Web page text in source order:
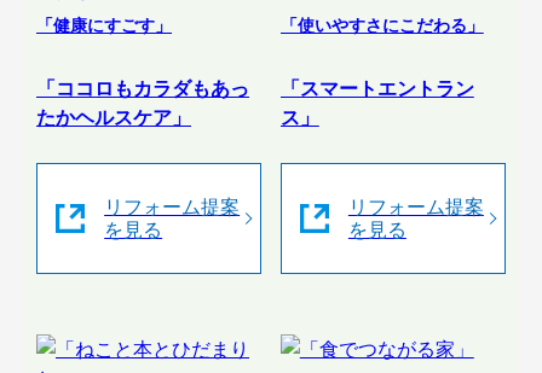
「健康にすごす」
「ココロもカラダもあっ
たかヘルスケア」
リフォーム提案
を見る
「使いやすさにこだわる」
「スマートエントラン
ス」
リフォーム提案
を見る